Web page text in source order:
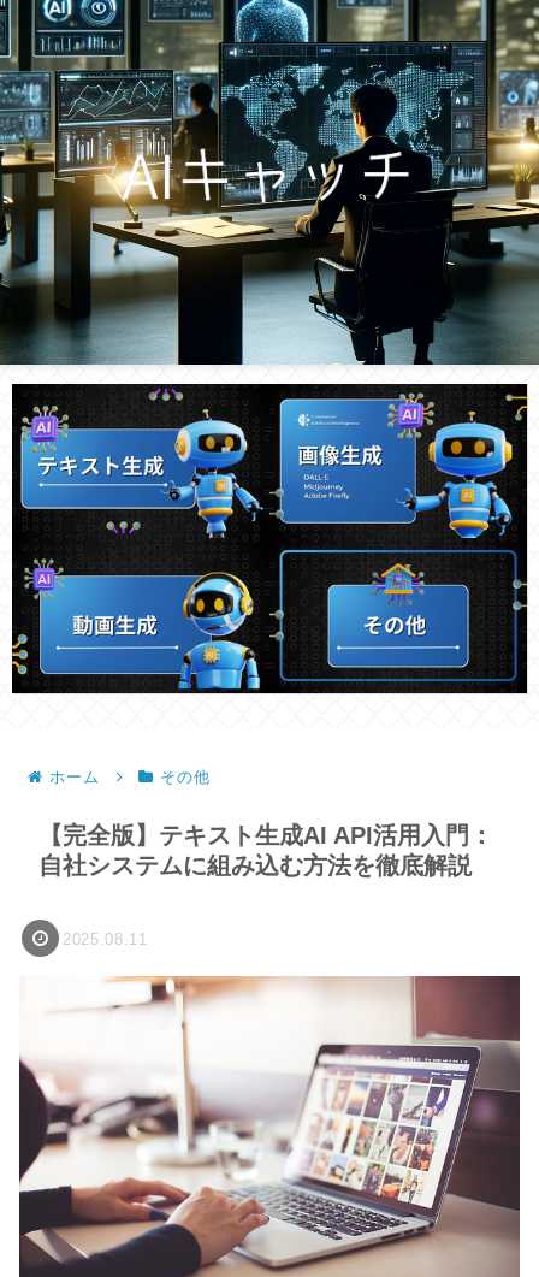
ホーム その他
【完全版】テキスト生成AI API活用入門：
自社システムに組み込む方法を徹底解説
2025.08.11